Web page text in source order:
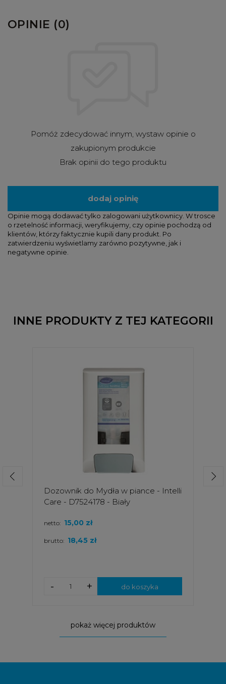
OPINIE (0)
Pomóż zdecydować innym, wystaw opinie o
zakupionym produkcie
Brak opinii do tego produktu
dodaj opinię
Opinie mogą dodawać tylko zalogowani użytkownicy. W trosce
o rzetelność informacji, weryfikujemy, czy opinie pochodzą od
klientów, którzy faktycznie kupili dany produkt. Po
zatwierdzeniu wyświetlamy zarówno pozytywne, jak i
negatywne opinie.
INNE PRODUKTY Z TEJ KATEGORII
Dozownik do Mydła w piance - Intelli
Care - D7524178 - Biały
brutto: 18,45 zł
netto: 15,00 zł
+
- do koszyka
pokaż więcej produktów